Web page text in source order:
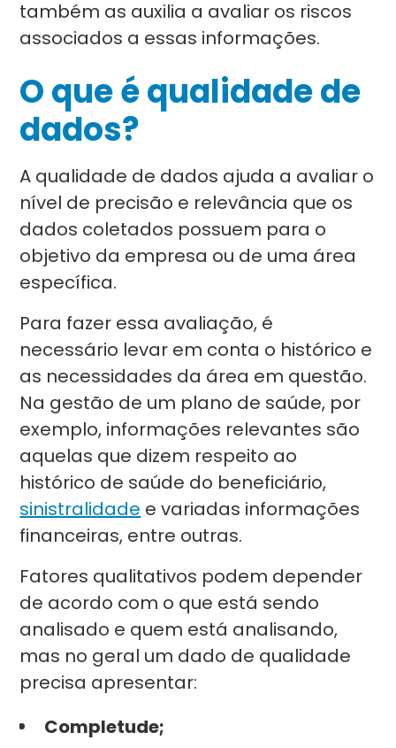
também as auxilia a avaliar os riscos
associados a essas informações.
O que é qualidade de
dados?
A qualidade de dados ajuda a avaliar o
nível de precisão e relevância que os
dados coletados possuem para o
objetivo da empresa ou de uma área
específica.
Para fazer essa avaliação, é
necessário levar em conta o histórico e
as necessidades da área em questão.
Na gestão de um plano de saúde, por
exemplo, informações relevantes são
aquelas que dizem respeito ao
histórico de saúde do beneficiário,
sinistralidade e variadas informações
financeiras, entre outras.
Fatores qualitativos podem depender
de acordo com o que está sendo
analisado e quem está analisando,
mas no geral um dado de qualidade
precisa apresentar:
Completude;